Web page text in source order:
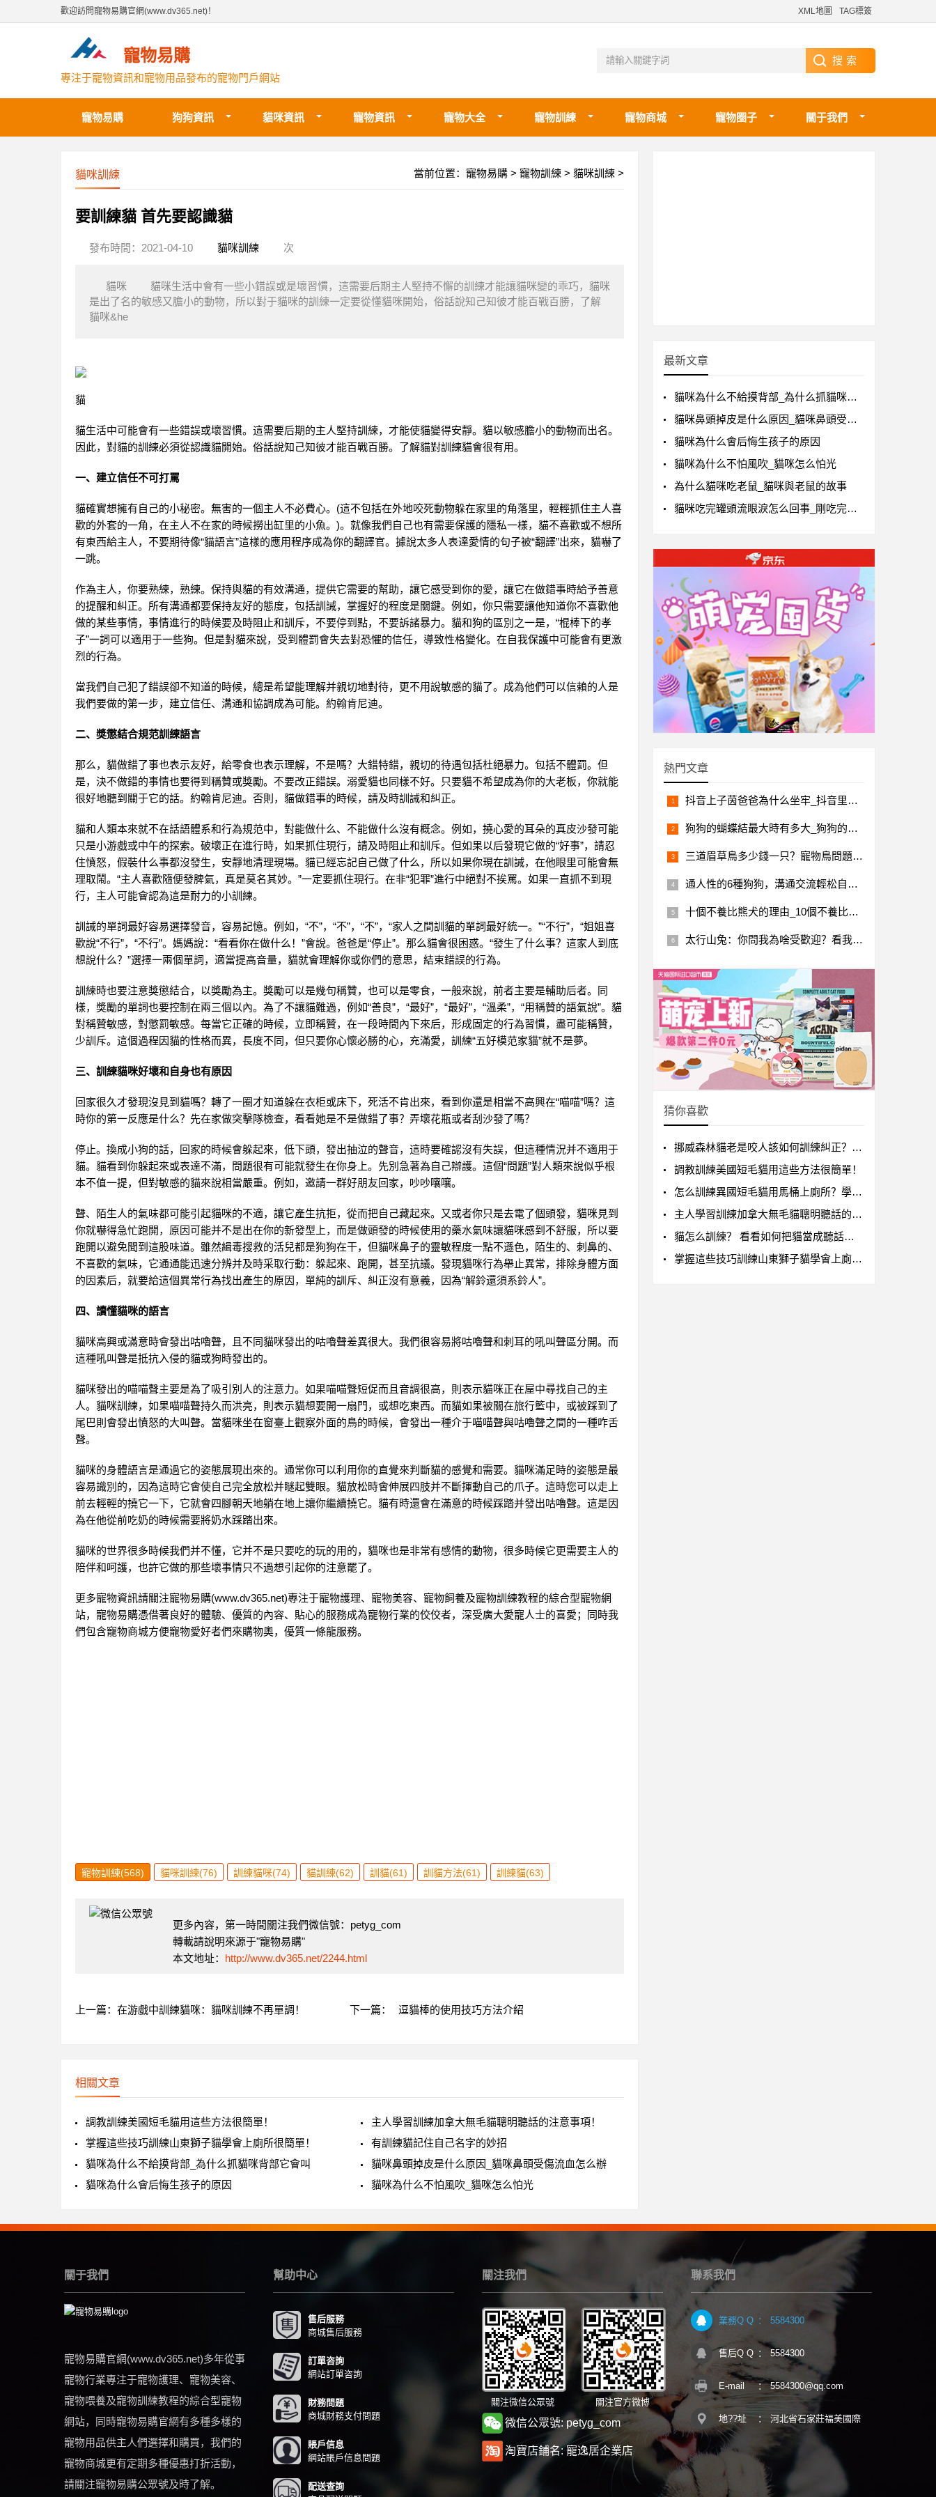
歡迎訪問寵物易購官網(www.dv365.net)！ XML地圖 TAG標簽
寵物易購
專注于寵物資訊和寵物用品發布的寵物門戶網站
寵物易購 狗狗資訊 貓咪資訊 寵物資訊 寵物大全 寵物訓練 寵物商城 寵物圈子 關于我們
當前位置： 寵物易購 > 寵物訓練 > 貓咪訓練 >
貓咪訓練
要訓練貓 首先要認識貓
發布時間：2021-04-10 貓咪訓練 次
貓咪 貓咪生活中會有一些小錯誤或是壞習慣，這需要后期主人堅持不懈的訓練才能讓貓咪變的乖巧，貓咪
是出了名的敏感又膽小的動物，所以對于貓咪的訓練一定要從懂貓咪開始，俗話說知己知彼才能百戰百勝，了解
貓咪&he
貓
貓生活中可能會有一些錯誤或壞習慣。這需要后期的主人堅持訓練，才能使貓變得安靜。貓以敏感膽小的動物而出名。
因此，對貓的訓練必須從認識貓開始。俗話說知己知彼才能百戰百勝。了解貓對訓練貓會很有用。
一、建立信任不可打罵
貓確實想擁有自己的小秘密。無害的一個主人不必費心。(這不包括在外地咬死動物躲在家里的角落里，輕輕抓住主人喜
歡的外套的一角，在主人不在家的時候撈出缸里的小魚。)。就像我們自己也有需要保護的隱私一樣，貓不喜歡或不想所
有東西給主人，不要期待像“貓語言”這樣的應用程序成為你的翻譯官。據說太多人表達愛情的句子被“翻譯”出來，貓嚇了
一跳。
作為主人，你要熟練，熟練。保持與貓的有效溝通，提供它需要的幫助，讓它感受到你的愛，讓它在做錯事時給予善意
的提醒和糾正。所有溝通都要保持友好的態度，包括訓誡，掌握好的程度是關鍵。例如，你只需要讓他知道你不喜歡他
做的某些事情，事情進行的時候要及時阻止和訓斥，不要停到點，不要訴諸暴力。貓和狗的區別之一是，“棍棒下的孝
子”一詞可以適用于一些狗。但是對貓來說，受到體罰會失去對恐懼的信任，導致性格變化。在自我保護中可能會有更激
烈的行為。
當我們自己犯了錯誤卻不知道的時候，總是希望能理解并親切地對待，更不用說敏感的貓了。成為他們可以信賴的人是
我們要做的第一步，建立信任、溝通和協調成為可能。約翰肯尼迪。
二、獎懲結合規范訓練語言
那么，貓做錯了事也表示友好，給零食也表示理解，不是嗎？大錯特錯，親切的待遇包括杜絕暴力。包括不體罰。但
是，決不做錯的事情也要得到稱贊或獎勵。不要改正錯誤。溺愛貓也同樣不好。只要貓不希望成為你的大老板，你就能
很好地聽到關于它的話。約翰肯尼迪。否則，貓做錯事的時候，請及時訓誡和糾正。
貓和人類本來就不在話語體系和行為規范中，對能做什么、不能做什么沒有概念。例如，撓心愛的耳朵的真皮沙發可能
只是小游戲或中午的探索。破壞正在進行時，如果抓住現行，請及時阻止和訓斥。但如果以后發現它做的“好事”，請忍
住憤怒，假裝什么事都沒發生，安靜地清理現場。貓已經忘記自己做了什么，所以如果你現在訓誡，在他眼里可能會無
理取鬧。“主人喜歡隨便發脾氣，真是莫名其妙。”一定要抓住現行。在非“犯罪”進行中絕對不挨罵。如果一直抓不到現
行，主人可能會認為這是耐力的小訓練。
訓誡的單詞最好容易選擇發音，容易記憶。例如，“不”，“不”，“不”，“家人之間訓貓的單詞最好統一。”“不行”，“姐姐喜
歡說“不行”，“不行”。媽媽說：“看看你在做什么！”會說。爸爸是“停止”。那么貓會很困惑。“發生了什么事？這家人到底
想說什么？”選擇一兩個單詞，適當提高音量，貓就會理解你或你們的意思，結束錯誤的行為。
訓練時也要注意獎懲結合，以獎勵為主。獎勵可以是幾句稱贊，也可以是零食，一般來說，前者主要是輔助后者。同
樣，獎勵的單詞也要控制在兩三個以內。為了不讓貓難過，例如“善良”，“最好”，“最好”，“溫柔”，“用稱贊的語氣說”。貓
對稱贊敏感，對懲罰敏感。每當它正確的時候，立即稱贊，在一段時間內下來后，形成固定的行為習慣，盡可能稱贊，
少訓斥。這個過程因貓的性格而異，長度不同，但只要你心懷必勝的心，充滿愛，訓練“五好模范家貓”就不是夢。
三、訓練貓咪好壞和自身也有原因
回家很久才發現沒見到貓嗎？轉了一圈才知道躲在衣柜或床下，死活不肯出來，看到你還是相當不高興在“喵喵”嗎？這
時你的第一反應是什么？先在家做突擊隊檢查，看看她是不是做錯了事？弄壞花瓶或者刮沙發了嗎？
停止。換成小狗的話，回家的時候會躲起來，低下頭，發出抽泣的聲音，這時要確認沒有失誤，但這種情況并不適用于
貓。貓看到你躲起來或表達不滿，問題很有可能就發生在你身上。先別急著為自己辯護。這個“問題”對人類來說似乎根
本不值一提，但對敏感的貓來說相當嚴重。例如，邀請一群好朋友回家，吵吵嚷嚷。
聲、陌生人的氣味都可能引起貓咪的不適，讓它產生抗拒，從而把自己藏起來。又或者你只是去電了個頭發，貓咪見到
你就嚇得急忙跑開，原因可能并不是出在你的新發型上，而是做頭發的時候使用的藥水氣味讓貓咪感到不舒服，所以要
跑開以避免聞到這股味道。雖然緝毒搜救的活兒都是狗狗在干，但貓咪鼻子的靈敏程度一點不遜色，陌生的、刺鼻的、
不喜歡的氣味，它通通能迅速分辨并及時采取行動：躲起來、跑開，甚至抗議。發現貓咪行為舉止異常，排除身體方面
的因素后，就要給這個異常行為找出產生的原因，單純的訓斥、糾正沒有意義，因為“解鈴還須系鈴人”。
四、讀懂貓咪的語言
貓咪高興或滿意時會發出咕嚕聲，且不同貓咪發出的咕嚕聲差異很大。我們很容易將咕嚕聲和刺耳的吼叫聲區分開。而
這種吼叫聲是抵抗入侵的貓或狗時發出的。
貓咪發出的喵喵聲主要是為了吸引別人的注意力。如果喵喵聲短促而且音調很高，則表示貓咪正在屋中尋找自己的主
人。貓咪訓練，如果喵喵聲持久而洪亮，則表示貓想要開一扇門，或想吃東西。而貓如果被關在旅行籃中，或被踩到了
尾巴則會發出憤怒的大叫聲。當貓咪坐在窗臺上觀察外面的鳥的時候，會發出一種介于喵喵聲與咕嚕聲之間的一種咋舌
聲。
貓咪的身體語言是通過它的姿態展現出來的。通常你可以利用你的直覺來判斷貓的感覺和需要。貓咪滿足時的姿態是最
容易識別的，因為這時它會使自己完全放松并瞇起雙眼。貓放松時會伸展四肢并不斷揮動自己的爪子。這時您可以走上
前去輕輕的撓它一下，它就會四腳朝天地躺在地上讓你繼續撓它。貓有時還會在滿意的時候踩踏并發出咕嚕聲。這是因
為在他從前吃奶的時候需要將奶水踩踏出來。
貓咪的世界很多時候我們并不懂，它并不是只要吃的玩的用的，貓咪也是非常有感情的動物，很多時候它更需要主人的
陪伴和呵護，也許它做的那些壞事情只不過想引起你的注意罷了。
更多寵物資訊請關注寵物易購(www.dv365.net)專注于寵物護理、 寵物美容、寵物飼養及寵物訓練教程的綜合型寵物網
站，寵物易購憑借著良好的體驗、優質的內容、貼心的服務成為寵物行業的佼佼者，深受廣大愛寵人士的喜愛；同時我
們包含寵物商城方便寵物愛好者們來購物奧，優質一條龍服務。
寵物訓練(568) 貓咪訓練(76) 訓練貓咪(74) 貓訓練(62) 訓貓(61) 訓貓方法(61) 訓練貓(63)
更多內容，第一時間關注我們微信號：petyg_com
轉載請說明來源于"寵物易購"
本文地址： http://www.dv365.net/2244.html
上一篇： 在游戲中訓練貓咪：貓咪訓練不再單調！ 下一篇： 逗貓棒的使用技巧方法介紹
相關文章
調教訓練美國短毛貓用這些方法很簡單！
主人學習訓練加拿大無毛貓聰明聽話的注意事項！
掌握這些技巧訓練山東獅子貓學會上廁所很簡單！
有訓練貓記住自己名字的妙招
貓咪為什么不給摸背部_為什么抓貓咪背部它會叫
貓咪鼻頭掉皮是什么原因_貓咪鼻頭受傷流血怎么辦
貓咪為什么會后悔生孩子的原因
貓咪為什么不怕風吹_貓咪怎么怕光
最新文章
貓咪為什么不給摸背部_為什么抓貓咪背部它會叫
貓咪鼻頭掉皮是什么原因_貓咪鼻頭受傷流血怎么辦
貓咪為什么會后悔生孩子的原因
貓咪為什么不怕風吹_貓咪怎么怕光
為什么貓咪吃老鼠_貓咪與老鼠的故事
貓咪吃完罐頭流眼淚怎么回事_剛吃完罐頭可以給貓咪喂益生菌嗎
熱門文章
抖音上子茵爸爸為什么坐牢_抖音里子茵爸爸去哪里了
狗狗的蝴蝶結最大時有多大_狗狗的蝴蝶骨多大
三道眉草鳥多少錢一只？寵物鳥問題解答
通人性的6種狗狗，溝通交流輕松自在，還令人省心
十個不養比熊犬的理由_10個不養比熊犬的理由
太行山兔：你問我為啥受歡迎？看我這體型顏值還不明白？
猜你喜歡
挪威森林貓老是咬人該如何訓練糾正？糾正貓咪壞習慣
調教訓練美國短毛貓用這些方法很簡單！
怎么訓練異國短毛貓用馬桶上廁所？學會這些訓練貓咪上廁所
主人學習訓練加拿大無毛貓聰明聽話的注意事項！
貓怎么訓練？ 看看如何把貓當成聽話的可愛寵物吧
掌握這些技巧訓練山東獅子貓學會上廁所很簡單！
關于我們
寵物易購官網(www.dv365.net)多年從事
寵物行業專注于寵物護理、寵物美容、
寵物喂養及寵物訓練教程的綜合型寵物
網站，同時寵物易購官網有多種多樣的
寵物用品供主人們選擇和購買，我們的
寵物商城更有定期多種優惠打折活動，
請關注寵物易購公眾號及時了解。
幫助中心
售后服務
商城售后服務
訂單咨詢
網站訂單咨詢
財務問題
商城財務支付問題
賬戶信息
網站賬戶信息問題
配送查詢
關注我們
關注微信公眾號 關注官方微博
微信公眾號: petyg_com
淘寶店鋪名: 寵逸居企業店
聯系我們
業務Q Q ： 5584300
售后Q Q ： 5584300
E-mail ： 5584300@qq.com
地??址 ： 河北省石家莊福美國際